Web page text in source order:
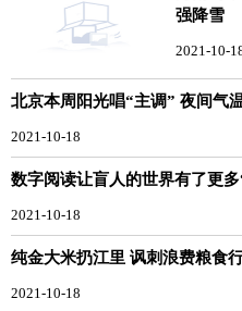
强降雪
2021-10-
北京本周阳光唱“主调” 夜间气
2021-10-18
数字阅读让盲人的世界有了更
2021-10-18
纯金大米扔江里 讽刺浪费粮食
2021-10-18